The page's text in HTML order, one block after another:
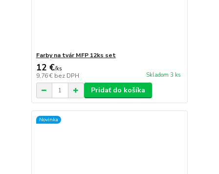
Farby na tvár MFP 12ks set
12 €/ks
9,76 € bez DPH Skladom 3 ks
Pridať do košíka
Novinka